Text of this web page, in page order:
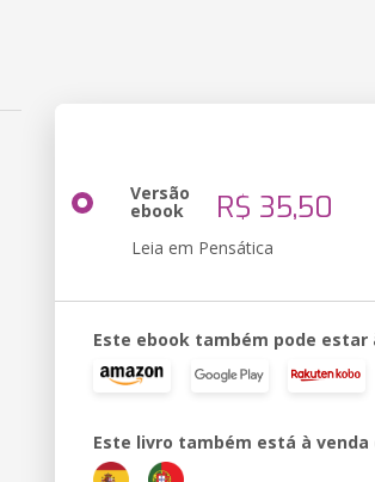
Versão
ebook R$ 35,50
Leia em Pensática
Este ebook também pode estar
Este livro também está à venda